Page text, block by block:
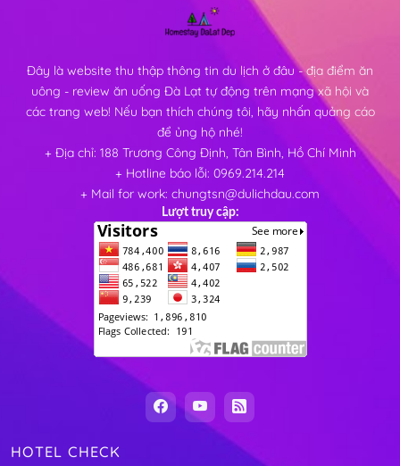
Đây là website thu thập thông tin du lịch ở đâu - địa điểm ăn
uông - review ăn uống Đà Lạt tự động trên mạng xã hội và
các trang web! Nếu bạn thích chúng tôi, hãy nhấn quảng cáo
để ủng hộ nhé!
+ Địa chỉ: 188 Trương Công Định, Tân Bình, Hồ Chí Minh
+ Hotline báo lỗi: 0969.214.214
+ Mail for work: chungtsn@dulichdau.com
Lượt truy cập:
HOTEL CHECK